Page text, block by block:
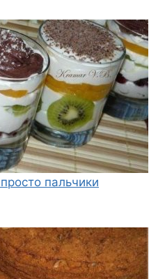
пальчики